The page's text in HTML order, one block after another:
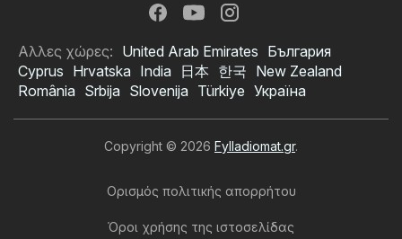
Αλλες χώρες: United Arab Emirates България
Cyprus Hrvatska India 日本 한국 New Zealand
România Srbija Slovenija Türkiye Україна
Copyright © 2026 Fylladiomat.gr.
Ορισμός πολιτικής απορρήτου
Όροι χρήσης της ιστοσελίδας